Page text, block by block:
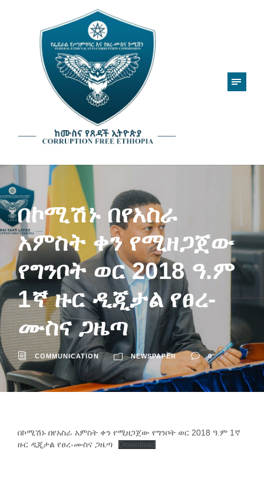
በኮሚሽኑ በየአስራ
አምስት ቀን የሚዘጋጀው
የግንቦት ወር 2018 ዓ.ም
1ኛ ዙር ዲጂታል የፀረ-
ሙስና ጋዜጣ
COMMUNICATION NEWSPAPER 0
በኮሚሽኑ በየአስራ አምስት ቀን የሚዘጋጀው የግንቦት ወር 2018 ዓ.ም 1ኛ
ዙር ዲጂታል የፀረ-ሙስና ጋዜጣ
Download